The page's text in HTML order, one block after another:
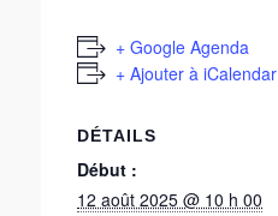
+ Google Agenda
+ Ajouter à iCalendar
DÉTAILS
Début :
12 août 2025 @ 10 h 00